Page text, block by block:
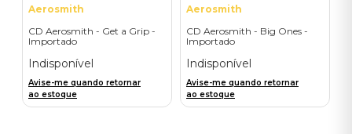
Aerosmith
CD Aerosmith - Get a Grip -
Importado
Indisponível
Avise-me quando retornar
ao estoque
Aerosmith
CD Aerosmith - Big Ones -
Importado
Indisponível
Avise-me quando retornar
ao estoque